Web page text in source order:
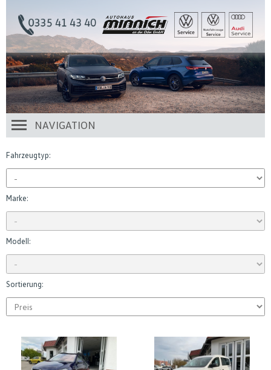
NAVIGATION
Fahrzeugtyp:
Marke:
Modell:
Sortierung: